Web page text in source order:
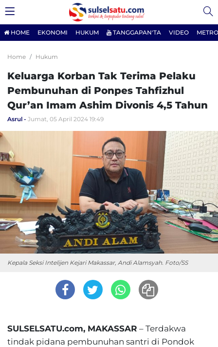
HOME EKONOMI HUKUM TANGGAPAN'TA VIDEO
Home Hukum
Keluarga Korban Tak Terima Pelaku
Pembunuhan di Ponpes Tahfizhul
Qur’an Imam Ashim Divonis 4,5 Tahun
Asrul Jumat, 05 April 2024 19:49
Kepala Seksi Intelijen Kejari Makassar, Andi Alamsyah. Foto/SS
SULSELSATU.com, MAKASSAR – Terdakwa
tindak pidana pembunuhan santri di Pondok